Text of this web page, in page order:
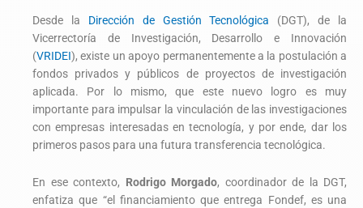
Desde la Dirección de Gestión Tecnológica (DGT), de la
Vicerrectoría de Investigación, Desarrollo e Innovación
(VRIDEI), existe un apoyo permanentemente a la postulación a
fondos privados y públicos de proyectos de investigación
aplicada. Por lo mismo, que este nuevo logro es muy
importante para impulsar la vinculación de las investigaciones
con empresas interesadas en tecnología, y por ende, dar los
primeros pasos para una futura transferencia tecnológica.
En ese contexto, Rodrigo Morgado, coordinador de la DGT,
enfatiza que “el financiamiento que entrega Fondef, es una